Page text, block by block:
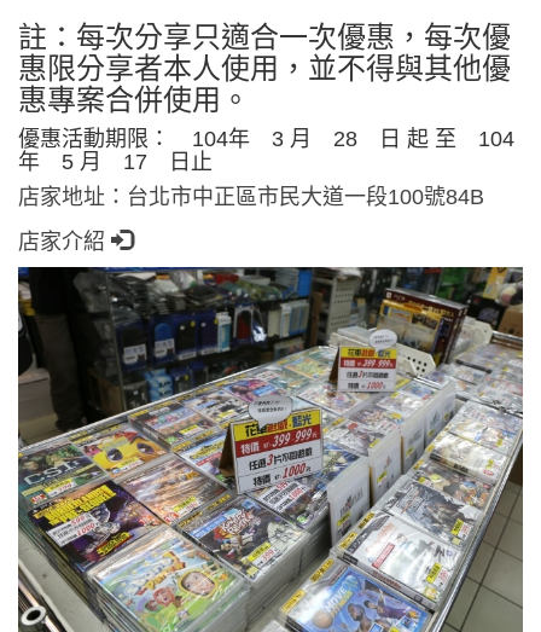
註：每次分享只適合一次優惠，每次優
惠限分享者本人使用，並不得與其他優
惠專案合併使用。
優惠活動期限： 104年 3 月 28 日 起 至 104
年 5 月 17 日止
店家地址：台北市中正區市民大道一段100號84B
店家介紹